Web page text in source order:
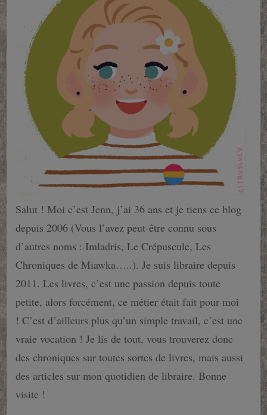
Salut ! Moi c’est Jenn, j’ai 36 ans et je tiens ce blog
depuis 2006 (Vous l’avez peut-être connu sous
d’autres noms : Imladris, Le Crépuscule, Les
Chroniques de Miawka…..). Je suis libraire depuis
2011. Les livres, c’est une passion depuis toute
petite, alors forcément, ce métier était fait pour moi
! C’est d’ailleurs plus qu’un simple travail, c’est une
vraie vocation ! Je lis de tout, vous trouverez donc
des chroniques sur toutes sortes de livres, mais aussi
des articles sur mon quotidien de libraire. Bonne
visite !